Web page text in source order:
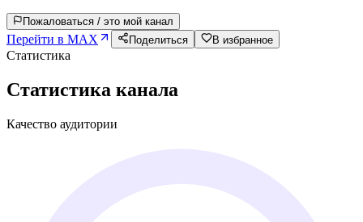
Пожаловаться / это мой канал
Перейти в MAX Поделиться В избранное
Статистика
Статистика канала
Качество аудитории